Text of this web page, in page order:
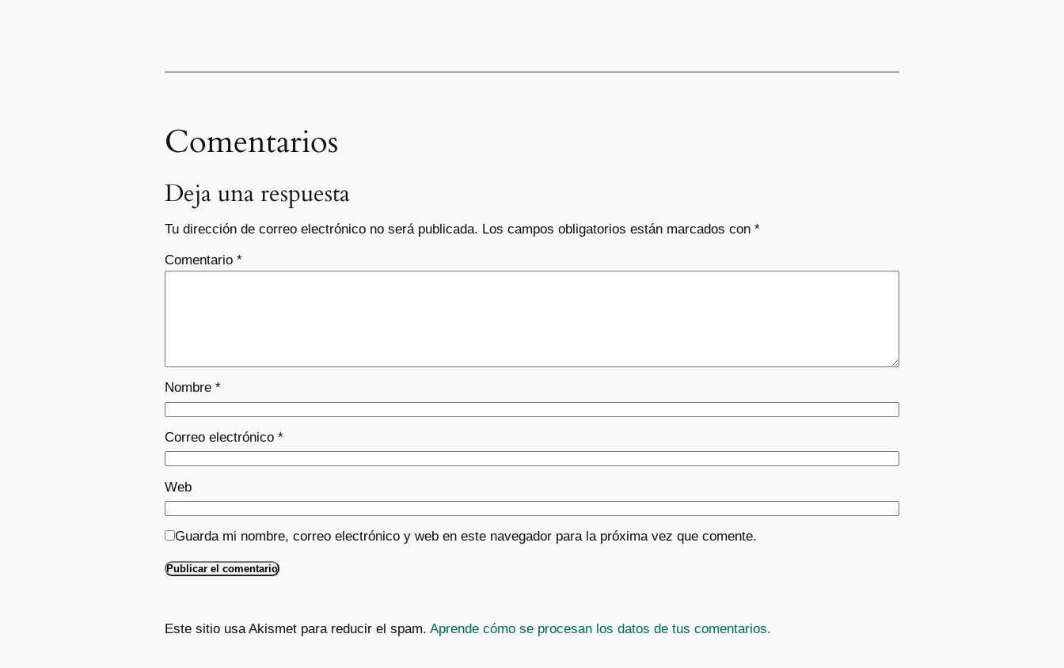
Comentarios
Deja una respuesta
Tu dirección de correo electrónico no será publicada. Los campos obligatorios están marcados con *
Comentario *
Nombre *
Correo electrónico *
Web
Guarda mi nombre, correo electrónico y web en este navegador para la próxima vez que comente.
Este sitio usa Akismet para reducir el spam. Aprende cómo se procesan los datos de tus comentarios.